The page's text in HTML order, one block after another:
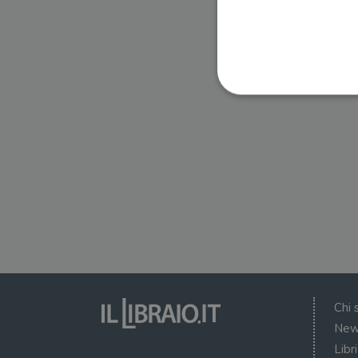
Chi
I cookie strettamente
wordpress_sec_[hash]
CookieScriptConsent